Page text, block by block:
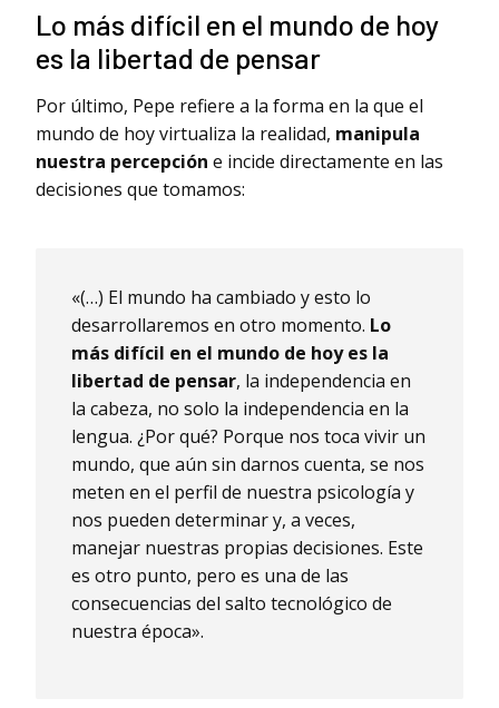
Lo más difícil en el mundo de hoy
es la libertad de pensar
Por último, Pepe refiere a la forma en la que el
mundo de hoy virtualiza la realidad, manipula
nuestra percepción e incide directamente en las
decisiones que tomamos:
«(…) El mundo ha cambiado y esto lo
desarrollaremos en otro momento. Lo
más difícil en el mundo de hoy es la
libertad de pensar, la independencia en
la cabeza, no solo la independencia en la
lengua. ¿Por qué? Porque nos toca vivir un
mundo, que aún sin darnos cuenta, se nos
meten en el perfil de nuestra psicología y
nos pueden determinar y, a veces,
manejar nuestras propias decisiones. Este
es otro punto, pero es una de las
consecuencias del salto tecnológico de
nuestra época».